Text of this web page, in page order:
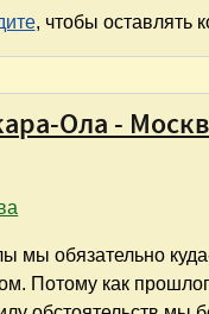
"Изба" в Йошкар-
, чтобы оставлять
Ола -
мы обязательно
Потому как